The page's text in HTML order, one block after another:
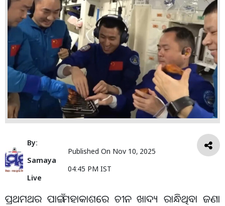
By:
Samaya
Live
Published On Nov 10, 2025
04:45 PM IST
ପ୍ରଥମଥର ପାଇଁ ମହାକାଶରେ ଚୀନ ଖାଦ୍ୟ ରାନ୍ଧିଥିବା ଜଣା